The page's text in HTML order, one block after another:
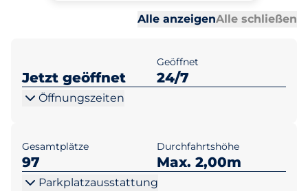
Alle anzeigenAlle schließen
Jetzt geöffnet
Geöffnet
24/7
Öffnungszeiten
Gesamtplätze
97
Durchfahrtshöhe
Max. 2,00m
Parkplatzausstattung